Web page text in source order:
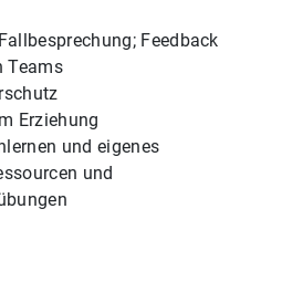
Feedback
Teams
Erziehung
und eigenes
und